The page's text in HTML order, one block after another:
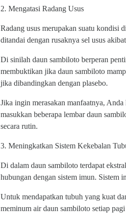
2. Mengatasi Radang Usus
Radang usus merupakan suatu kondisi
ditandai dengan rusaknya sel usus
Di sinilah daun sambiloto berperan
membuktikan jika daun sambiloto
jika dibandingkan dengan plasebo.
Jika ingin merasakan manfaatnya,
masukkan beberapa lembar daun
secara rutin.
3. Meningkatkan Sistem Kekebalan
Di dalam daun sambiloto terdapat
hubungan dengan sistem imun. Sistem
Untuk mendapatkan tubuh yang kuat
meminum air daun sambiloto setiap